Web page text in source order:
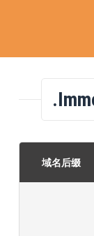
域名后缀